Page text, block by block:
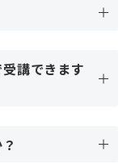
講できます